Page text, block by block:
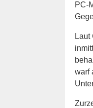
PC-
Laut
warf